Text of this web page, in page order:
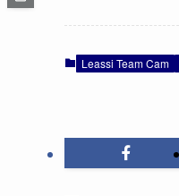
Leassi Team Cam